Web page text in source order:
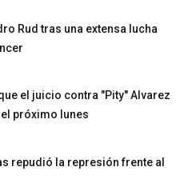
Rud tras una extensa lucha
el juicio contra "Pity" Alvarez
próximo lunes
repudió la represión frente al